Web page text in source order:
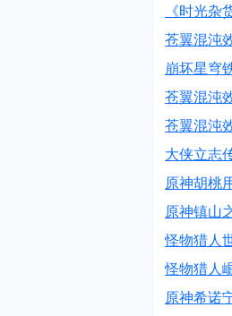
《时光杂
苍翼混沌
崩坏星穹
苍翼混沌
苍翼混沌
大侠立志
原神胡桃
原神镇山
怪物猎人
怪物猎人
原神希诺